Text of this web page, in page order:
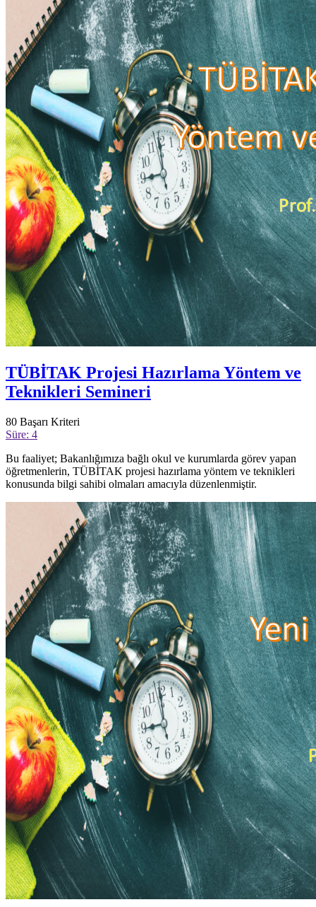
TÜBİTAK Projesi Hazırlama Yöntem ve
Teknikleri Semineri
80 Başarı Kriteri
Süre: 4
Bu faaliyet; Bakanlığımıza bağlı okul ve kurumlarda görev yapan
öğretmenlerin, TÜBİTAK projesi hazırlama yöntem ve teknikleri
konusunda bilgi sahibi olmaları amacıyla düzenlenmiştir.